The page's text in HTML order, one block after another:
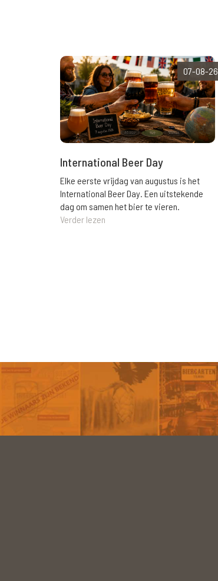
07-08-26
International Beer Day
Elke eerste vrijdag van augustus is het
International Beer Day. Een uitstekende
dag om samen het bier te vieren.
Verder lezen